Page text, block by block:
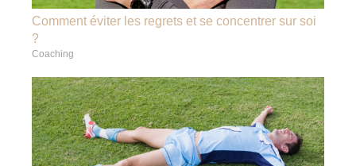
Comment éviter les regrets et se concentrer sur soi
?
Coaching